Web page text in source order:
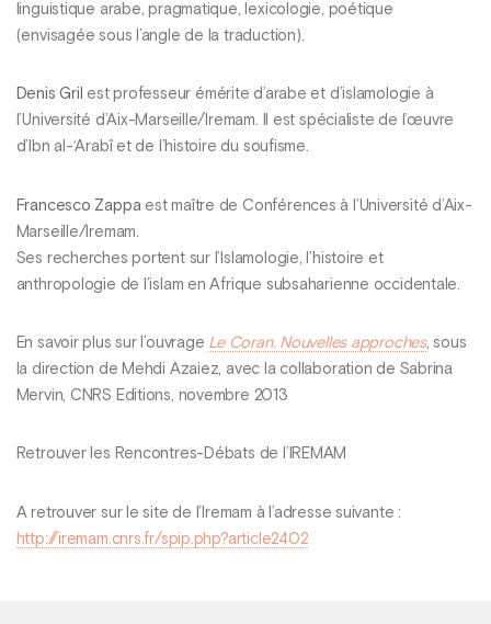
linguistique arabe, pragmatique, lexicologie, poétique
(envisagée sous l’angle de la traduction).
Denis Gril est professeur émérite d’arabe et d’islamologie à
l’Université d’Aix-Marseille/Iremam. Il est spécialiste de l’œuvre
d’Ibn al-‘Arabî et de l’histoire du soufisme.
Francesco Zappa est maître de Conférences à l’Université d’Aix-
Marseille/Iremam.
Ses recherches portent sur l’Islamologie, l’histoire et
anthropologie de l’islam en Afrique subsaharienne occidentale.
En savoir plus sur l’ouvrage Le Coran. Nouvelles approches, sous
la direction de Mehdi Azaiez, avec la collaboration de Sabrina
Mervin, CNRS Editions, novembre 2013
Retrouver les Rencontres-Débats de l’IREMAM
A retrouver sur le site de l’Iremam à l’adresse suivante :
http://iremam.cnrs.fr/spip.php?article2402